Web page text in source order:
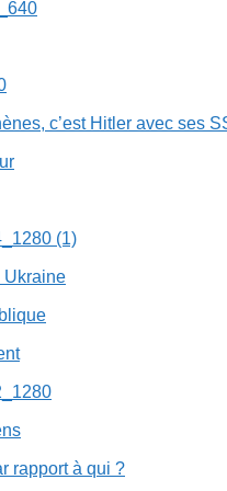
c’est Hitler avec ses
Ukraine